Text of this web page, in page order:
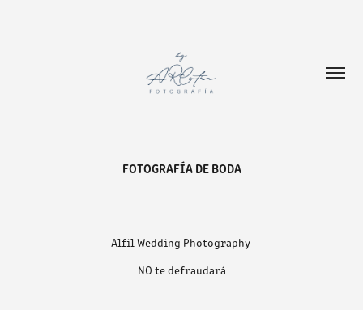
FOTOGRAFÍA DE BODA
Alfil Wedding Photography
NO te defraudará